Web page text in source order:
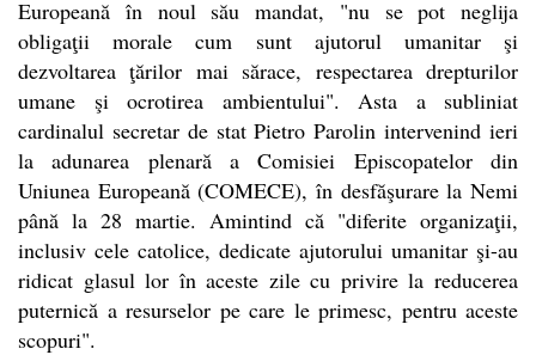
Europeană în noul său mandat, "nu se pot neglija
obligaţii morale cum sunt ajutorul umanitar şi
dezvoltarea ţărilor mai sărace, respectarea drepturilor
umane şi ocrotirea ambientului". Asta a subliniat
cardinalul secretar de stat Pietro Parolin intervenind ieri
la adunarea plenară a Comisiei Episcopatelor din
Uniunea Europeană (COMECE), în desfăşurare la Nemi
până la 28 martie. Amintind că "diferite organizaţii,
inclusiv cele catolice, dedicate ajutorului umanitar şi-au
ridicat glasul lor în aceste zile cu privire la reducerea
puternică a resurselor pe care le primesc, pentru aceste
scopuri".